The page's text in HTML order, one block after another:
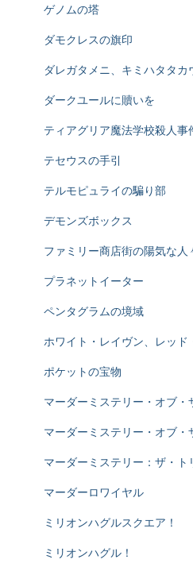
ゲノムの塔
ダモクレスの旗印
ダレガタメニ、キミハタタカ
ダークユールに贖いを
ティアグリア魔法学校殺人事
テセウスの手引
テルモピュライの騙り部
デモンズボックス
ファミリー商店街の陽気な人
プラネットイーター
ペンタグラムの境域
ホワイト・レイヴン、レッド
ポケットの宝物
マーダーミステリー・オブ・
マーダーミステリー・オブ・
マーダーミステリー：ザ・ト
マーダーロワイヤル
ミリオンハグルスクエア！
ミリオンハグル！